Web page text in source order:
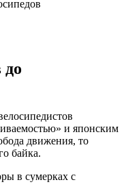
до
и японским
движения, то
байка.